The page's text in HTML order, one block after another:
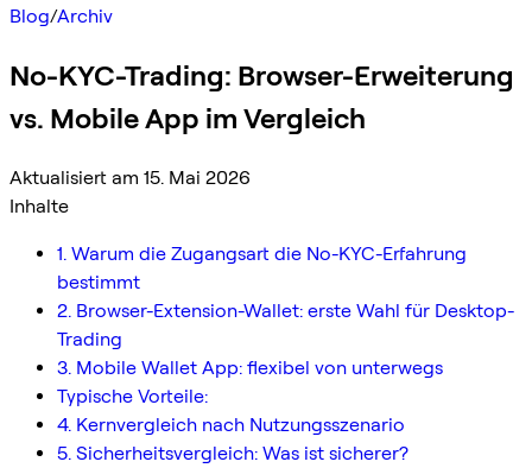
Blog/Archiv
No-KYC-Trading: Browser-Erweiterung
vs. Mobile App im Vergleich
Aktualisiert am 15. Mai 2026
Inhalte
1. Warum die Zugangsart die No-KYC-Erfahrung
bestimmt
2. Browser-Extension-Wallet: erste Wahl für Desktop-
Trading
3. Mobile Wallet App: flexibel von unterwegs
Typische Vorteile:
4. Kernvergleich nach Nutzungsszenario
5. Sicherheitsvergleich: Was ist sicherer?